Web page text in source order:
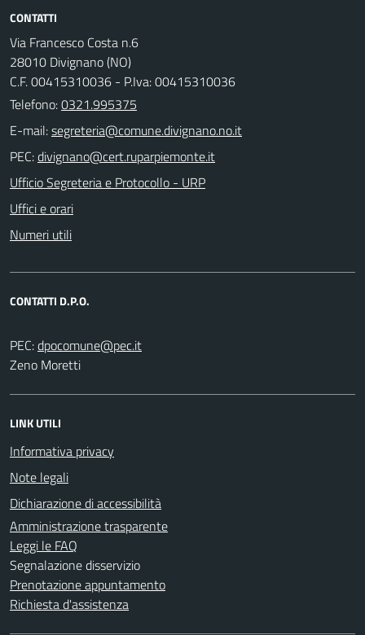
CONTATTI
Via Francesco Costa n.6
28010 Divignano (NO)
C.F. 00415310036 - P.Iva: 00415310036
Telefono:0321.995375
E-mail:
PEC:
Ufficio Segreteria e Protocollo - URP
Uffici e orari
Numeri utili
CONTATTI D.P.O.
PEC:
Zeno Moretti
LINK UTILI
Informativa privacy
Note legali
Dichiarazione di accessibilità
Amministrazione trasparente
Leggi le FAQ
Segnalazione disservizio
Prenotazione appuntamento
Richiesta d'assistenza